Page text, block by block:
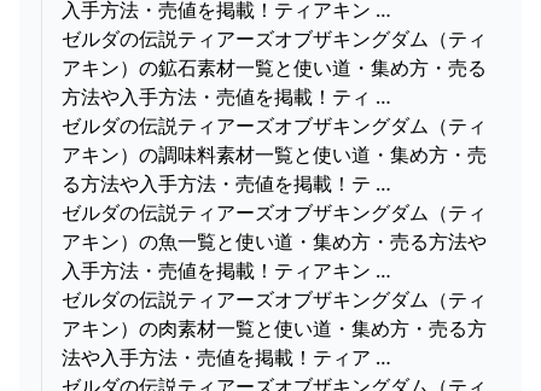
入手方法・売値を掲載！ティアキン …
ゼルダの伝説ティアーズオブザキングダム（ティ
アキン）の鉱石素材一覧と使い道・集め方・売る
方法や入手方法・売値を掲載！ティ …
ゼルダの伝説ティアーズオブザキングダム（ティ
アキン）の調味料素材一覧と使い道・集め方・売
る方法や入手方法・売値を掲載！テ …
ゼルダの伝説ティアーズオブザキングダム（ティ
アキン）の魚一覧と使い道・集め方・売る方法や
入手方法・売値を掲載！ティアキン …
ゼルダの伝説ティアーズオブザキングダム（ティ
アキン）の肉素材一覧と使い道・集め方・売る方
法や入手方法・売値を掲載！ティア …